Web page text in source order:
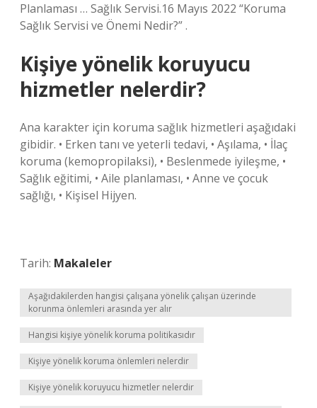
Planlaması … Sağlık Servisi.16 Mayıs 2022 “Koruma
Sağlık Servisi ve Önemi Nedir?” .
Kişiye yönelik koruyucu
hizmetler nelerdir?
Ana karakter için koruma sağlık hizmetleri aşağıdaki
gibidir. • Erken tanı ve yeterli tedavi, • Aşılama, • İlaç
koruma (kemopropilaksi), • Beslenmede iyileşme, •
Sağlık eğitimi, • Aile planlaması, • Anne ve çocuk
sağlığı, • Kişisel Hijyen.
Tarih: Makaleler
Aşağıdakilerden hangisi çalışana yönelik çalışan üzerinde
korunma önlemleri arasında yer alır
Hangisi kişiye yönelik koruma politikasıdır
Kişiye yönelik koruma önlemleri nelerdir
Kişiye yönelik koruyucu hizmetler nelerdir